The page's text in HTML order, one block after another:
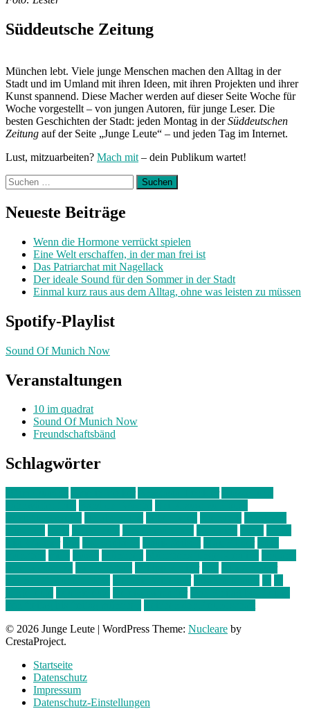
Süddeutsche Zeitung
München lebt. Viele junge Menschen machen den Alltag in der
Stadt und im Umland mit ihren Ideen, mit ihren Projekten und ihrer
Kunst spannend. Diese Macher werden auf dieser Seite Woche für
Woche vorgestellt – von jungen Autoren, für junge Leser. Die
besten Geschichten der Stadt: jeden Montag in derSüddeutschen
Zeitung auf der Seite „Junge Leute“ – und jeden Tag im Internet.
Lust, mitzuarbeiten? Mach mit – dein Publikum wartet!
Suchen
nach:
Neueste Beiträge
Wenn die Hormone verrückt spielen
Eine Welt erschaffen, in der man frei ist
Das Patriarchat mit Nagellack
Der ideale Sound für den Sommer in der Stadt
Einmal kurz raus aus dem Alltag, ohne was leisten zu müssen
Spotify-Playlist
Sound Of Munich Now
Veranstaltungen
10 im quadrat
Sound Of Munich Now
Freundschaftsbänd
Schlagwörter
© 2026 Junge Leute | WordPress Theme: Nucleare by
CrestaProject.
Startseite
Datenschutz
Impressum
Datenschutz-Einstellungen